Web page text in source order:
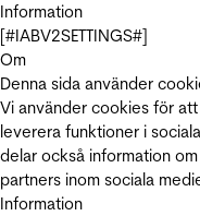
Information
[#IABV2SETTINGS#]
Om
Denna sida använder
Vi använder cookies för
leverera funktioner i
delar också information
partners inom sociala
Information